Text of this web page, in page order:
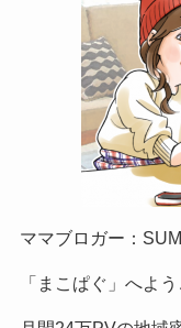
ママブロガー：
「まこぱぐ」へよう